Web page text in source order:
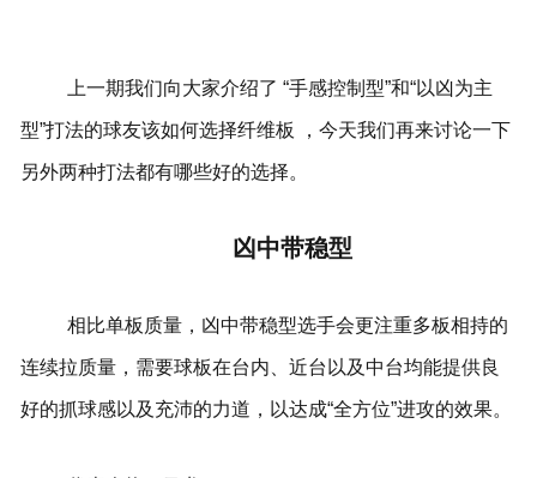
上一期我们向大家介绍了 “手感控制型”和“以凶为主
型”打法的球友该如何选择纤维板 ，今天我们再来讨论一下
另外两种打法都有哪些好的选择。
凶中带稳型
相比单板质量，凶中带稳型选手会更注重多板相持的
连续拉质量，需要球板在台内、近台以及中台均能提供良
好的抓球感以及充沛的力道，以达成“全方位”进攻的效果。